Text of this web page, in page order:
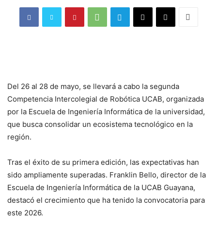
Del 26 al 28 de mayo, se llevará a cabo la segunda
Competencia Intercolegial de Robótica UCAB, organizada
por la Escuela de Ingeniería Informática de la universidad,
que busca consolidar un ecosistema tecnológico en la
región.
Tras el éxito de su primera edición, las expectativas han
sido ampliamente superadas. Franklin Bello, director de la
Escuela de Ingeniería Informática de la UCAB Guayana,
destacó el crecimiento que ha tenido la convocatoria para
este 2026.